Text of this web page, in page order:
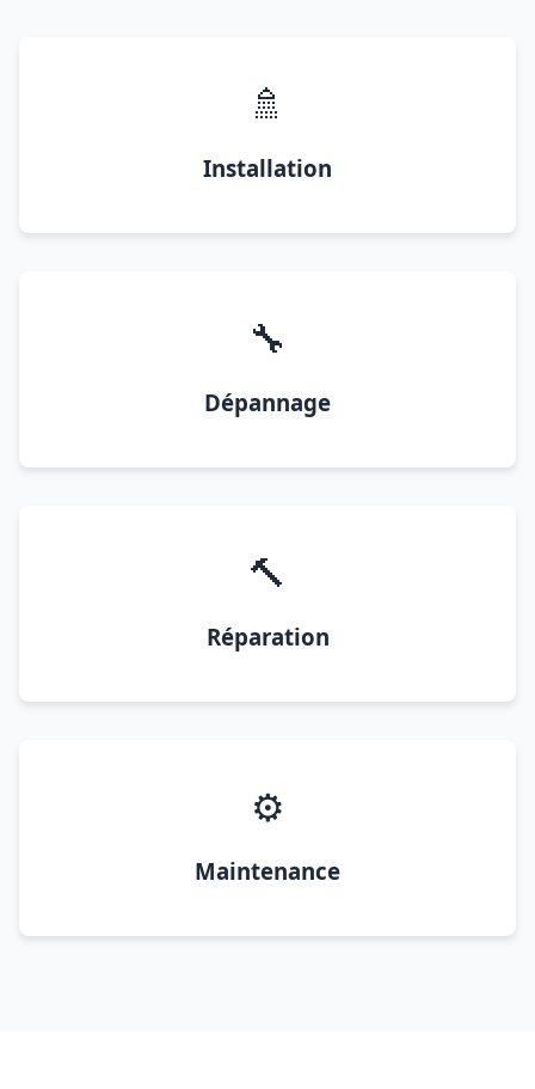
🚿
Installation
🔧
Dépannage
🔨
Réparation
⚙️
Maintenance